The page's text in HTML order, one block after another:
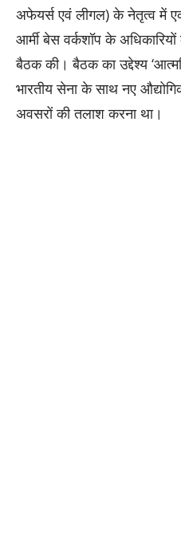
अफेयर्स एवं लीगल) के नेतृत्व में
आर्मी बेस वर्कशॉप के
बैठक की। बैठक का उद्देश्य
भारतीय सेना के साथ नए
अवसरों की तलाश करना था।